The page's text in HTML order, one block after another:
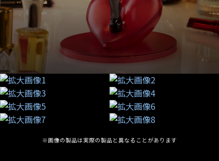
※画像の製品は実際の製品と異なることがあります